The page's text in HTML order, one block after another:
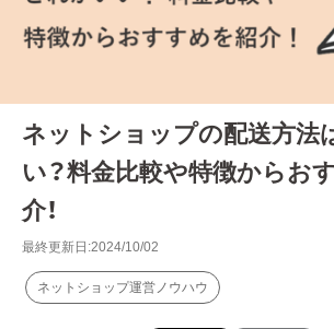
ネットショップの配送方法
い？料金比較や特徴からお
介！
最終更新日:2024/10/02
ネットショップ運営ノウハウ